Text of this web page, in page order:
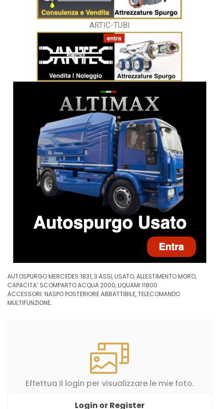
ARTIC-TUBI
AUTOSPURGO MERCEDES 1831, 3 ASSI, USATO, ALLESTIMENTO MORO,
CAPACITA’ SCOMPARTO ACQUA 2000, LIQUAMI 11800.
ACCESSORI: NASPO POSTERIORE ABBATTIBILE, TELECOMANDO
MULTIFUNZIONE.
Effettua il login per visualizzare le mie foto.
Login or Register